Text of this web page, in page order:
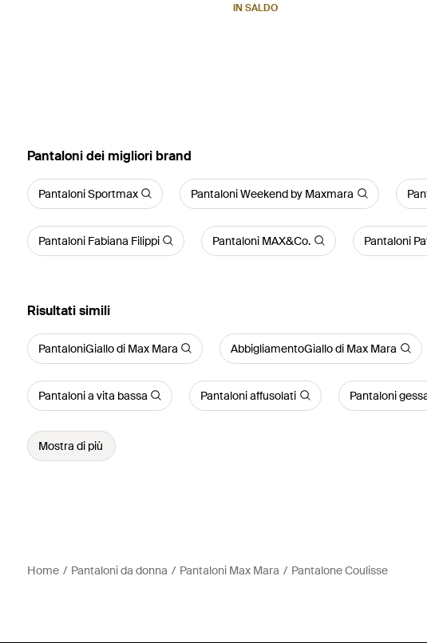
IN SALDO
‪Pantaloni‬ dei migliori brand
Pantaloni Sportmax Pantaloni Weekend by Maxmara
Pantaloni Fabiana Filippi Pantaloni MAX&Co. Pantaloni
Risultati simili
PantaloniGiallo di Max Mara AbbigliamentoGiallo di Max Mara
Pantaloni a vita bassa Pantaloni affusolati Pantaloni
Mostra di più
Home Pantaloni da donna Pantaloni Max Mara Pantalone Coulisse